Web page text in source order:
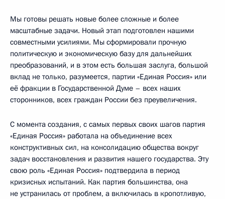
Мы готовы решать новые более сложные и более
масштабные задачи. Новый этап подготовлен нашими
совместными усилиями. Мы сформировали прочную
политическую и экономическую базу для дальнейших
преобразований, и в этом есть большая заслуга, большой
вклад не только, разумеется, партии «Единая Россия» или
её фракции в Государственной Думе – всех наших
сторонников, всех граждан России без преувеличения.
С момента создания, с самых первых своих шагов партия
«Единая Россия» работала на объединение всех
конструктивных сил, на консолидацию общества вокруг
задач восстановления и развития нашего государства. Эту
свою роль «Единая Россия» подтвердила в период
кризисных испытаний. Как партия большинства, она
не устранилась от проблем, а включилась в кропотливую,